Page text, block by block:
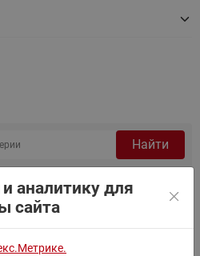
Найти
Фильтр
аналитику для
сайта